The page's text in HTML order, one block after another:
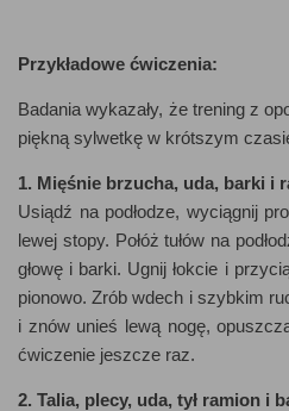
Przykładowe ćwiczenia:
Badania wykazały, że trening z
piękną sylwetkę w krótszym
1. Mięśnie brzucha, uda, barki i
Usiądź na podłodze, wyciągnij
lewej stopy. Połóż tułów na
głowę i barki. Ugnij łokcie i
pionowo. Zrób wdech i szybkim
i znów unieś lewą nogę,
ćwiczenie jeszcze raz.
2. Talia, plecy, uda, tył ramion i